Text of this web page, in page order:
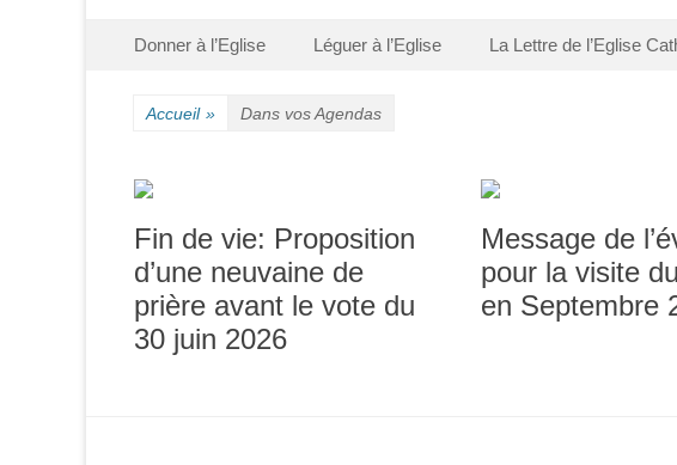
Menu secondaire
Donner à l’Eglise Léguer à l’Eglise La Lettre de l’Eglise
Accueil » Dans vos Agendas
Fin de vie: Proposition
d’une neuvaine de
prière avant le vote du
30 juin 2026
Message de
pour la visite
en Septembre